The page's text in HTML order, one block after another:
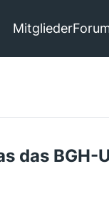
Mitglieder
das